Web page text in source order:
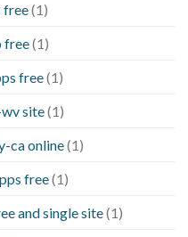
free(1)
free(1)
free(1)
site(1)
ca online(1)
free(1)
and single site(1)